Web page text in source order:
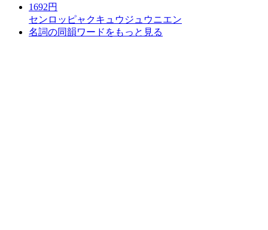
1692円
センロッピャクキュウジュウニエン
名詞の同韻ワードをもっと見る